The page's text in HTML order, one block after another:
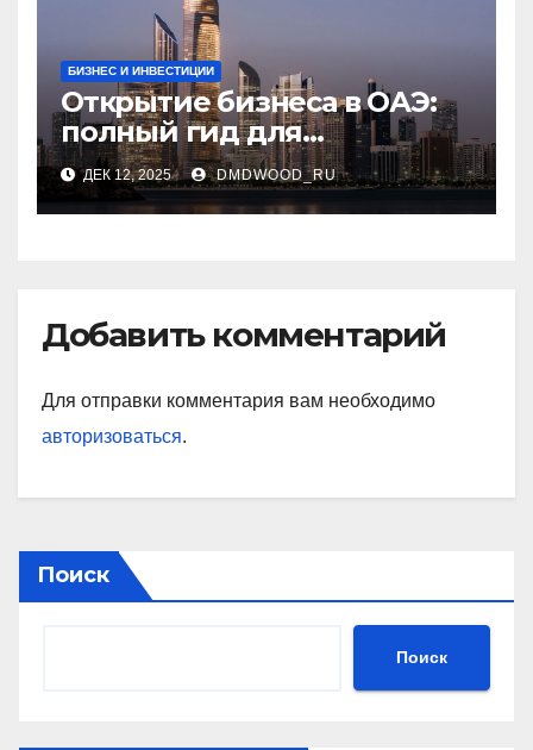
БИЗНЕС И ИНВЕСТИЦИИ
Открытие бизнеса в ОАЭ:
полный гид для
предпринимателей
ДЕК 12, 2025 DMDWOOD_RU
Добавить комментарий
Для отправки комментария вам необходимо
авторизоваться.
Поиск
Поиск